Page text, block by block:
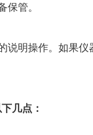
管。
明操作。如果仪
几点：